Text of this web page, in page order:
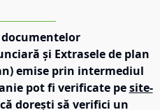
și Extrasele de plan
emise prin intermediul
pot fi verificate pe site-
dorești să verifici un